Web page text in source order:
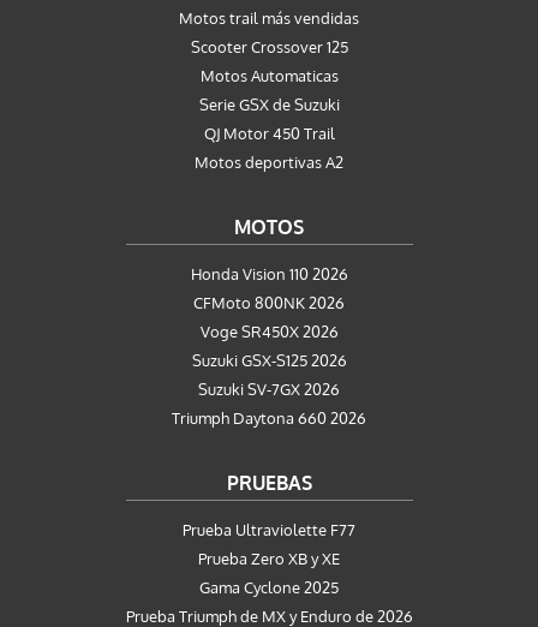
Motos trail más vendidas
Scooter Crossover 125
Motos Automaticas
Serie GSX de Suzuki
QJ Motor 450 Trail
Motos deportivas A2
MOTOS
Honda Vision 110 2026
CFMoto 800NK 2026
Voge SR450X 2026
Suzuki GSX-S125 2026
Suzuki SV-7GX 2026
Triumph Daytona 660 2026
PRUEBAS
Prueba Ultraviolette F77
Prueba Zero XB y XE
Gama Cyclone 2025
Prueba Triumph de MX y Enduro de 2026